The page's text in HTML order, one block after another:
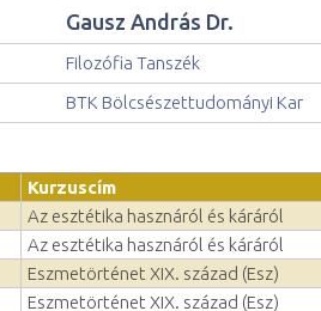
Gausz András Dr.
Filozófia Tanszék
BTK Bölcsészettudományi Kar
Kurzuscím
Az esztétika hasznáról és káráról
Az esztétika hasznáról és káráról
Eszmetörténet XIX. század (Esz)
Eszmetörténet XIX. század (Esz)